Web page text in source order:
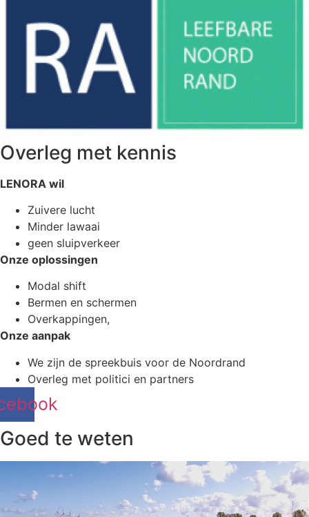
Overleg met kennis
LENORA wil
Zuivere lucht
Minder lawaai
geen sluipverkeer
Onze oplossingen
Modal shift
Bermen en schermen
Overkappingen,
Onze aanpak
We zijn de spreekbuis voor de Noordrand
Overleg met politici en partners
Goed te weten